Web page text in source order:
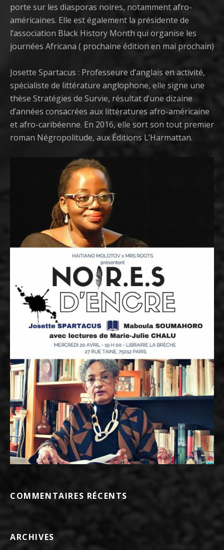
porte sur les diasporas noires, notamment afro-
américaines. Elle est également la présidente de
l’association Black History Month qui organise les
journées Africana ( prochaine édition en mai prochain)
Josette Spartacus : Professeure d’anglais en activité,
spécialiste de littérature anglophone, elle signe une
thèse Stratégies de Survie, résultat d’une dizaine
d’années consacrées aux littératures afro-américaine
et afro-caribéenne. En 2016, elle sort son tout premier
roman Négropolitude, aux Éditions L’Harmattan.
COMMENTAIRES RÉCENTS
ARCHIVES